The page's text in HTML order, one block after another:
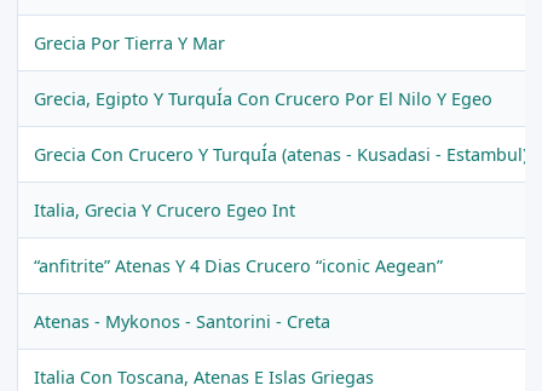
Grecia Por Tierra Y Mar
Grecia, Egipto Y TurquÍa Con Crucero Por El Nilo Y Egeo
Grecia Con Crucero Y TurquÍa (atenas - Kusadasi - Estambul)
Italia, Grecia Y Crucero Egeo Int
“anfitrite” Atenas Y 4 Dias Crucero “iconic Aegean”
Atenas - Mykonos - Santorini - Creta
Italia Con Toscana, Atenas E Islas Griegas